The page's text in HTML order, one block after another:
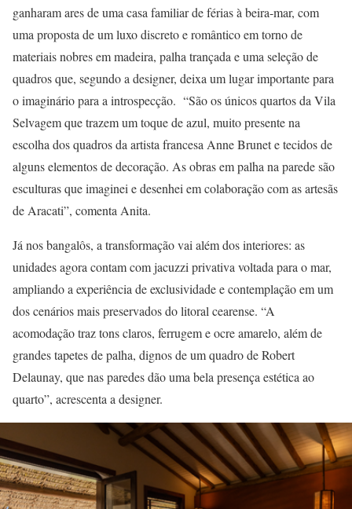
ganharam ares de uma casa familiar de férias à beira-mar, com
uma proposta de um luxo discreto e romântico em torno de
materiais nobres em madeira, palha trançada e uma seleção de
quadros que, segundo a designer, deixa um lugar importante para
o imaginário para a introspecção. “São os únicos quartos da Vila
Selvagem que trazem um toque de azul, muito presente na
escolha dos quadros da artista francesa Anne Brunet e tecidos de
alguns elementos de decoração. As obras em palha na parede são
esculturas que imaginei e desenhei em colaboração com as artesãs
de Aracati”, comenta Anita.
Já nos bangalôs, a transformação vai além dos interiores: as
unidades agora contam com jacuzzi privativa voltada para o mar,
ampliando a experiência de exclusividade e contemplação em um
dos cenários mais preservados do litoral cearense. “A
acomodação traz tons claros, ferrugem e ocre amarelo, além de
grandes tapetes de palha, dignos de um quadro de Robert
Delaunay, que nas paredes dão uma bela presença estética ao
quarto”, acrescenta a designer.